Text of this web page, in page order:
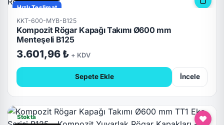
Hızlı Teslimat
Kilitli
KKT-600-MYB-B125
Kompozit Rögar Kapağı Takımı Ø600 mm
Menteşeli B125
3.601,96 ₺ + KDV
Sepete Ekle İncele
Stokta